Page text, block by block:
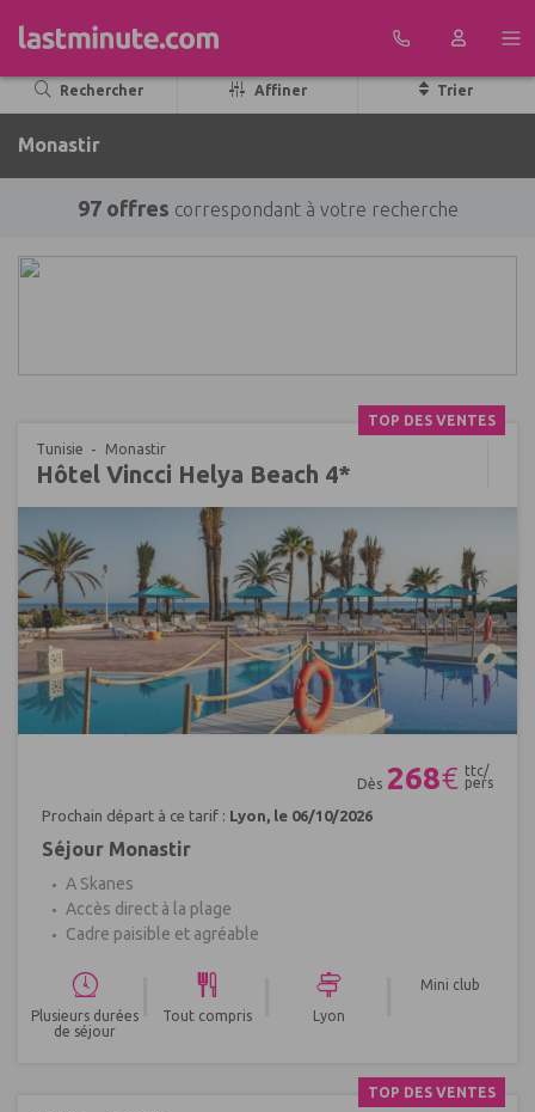
Rechercher Affiner Trier
Monastir
97 offres correspondant à votre recherche
TOP DES VENTES
Tunisie
Monastir
Hôtel Vincci Helya Beach 4*
Dès 268€ ttc/
pers
Prochain départ à ce tarif : Lyon, le 06/10/2026
Séjour Monastir
A Skanes
Accès direct à la plage
Cadre paisible et agréable
Plusieurs durées
de séjour
Tout compris Lyon
Mini club
TOP DES VENTES